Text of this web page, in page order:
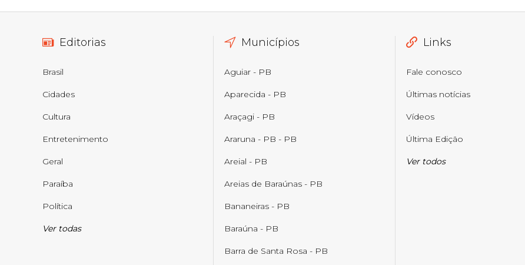
Editorias
Brasil
Cidades
Cultura
Entretenimento
Geral
Paraíba
Política
Ver todas
Municípios
Aguiar - PB
Aparecida - PB
Araçagi - PB
Araruna - PB - PB
Areial - PB
Areias de Baraúnas - PB
Bananeiras - PB
Baraúna - PB
Barra de Santa Rosa - PB
Links
Fale conosco
Últimas notícias
Vídeos
Última Edição
Ver todos